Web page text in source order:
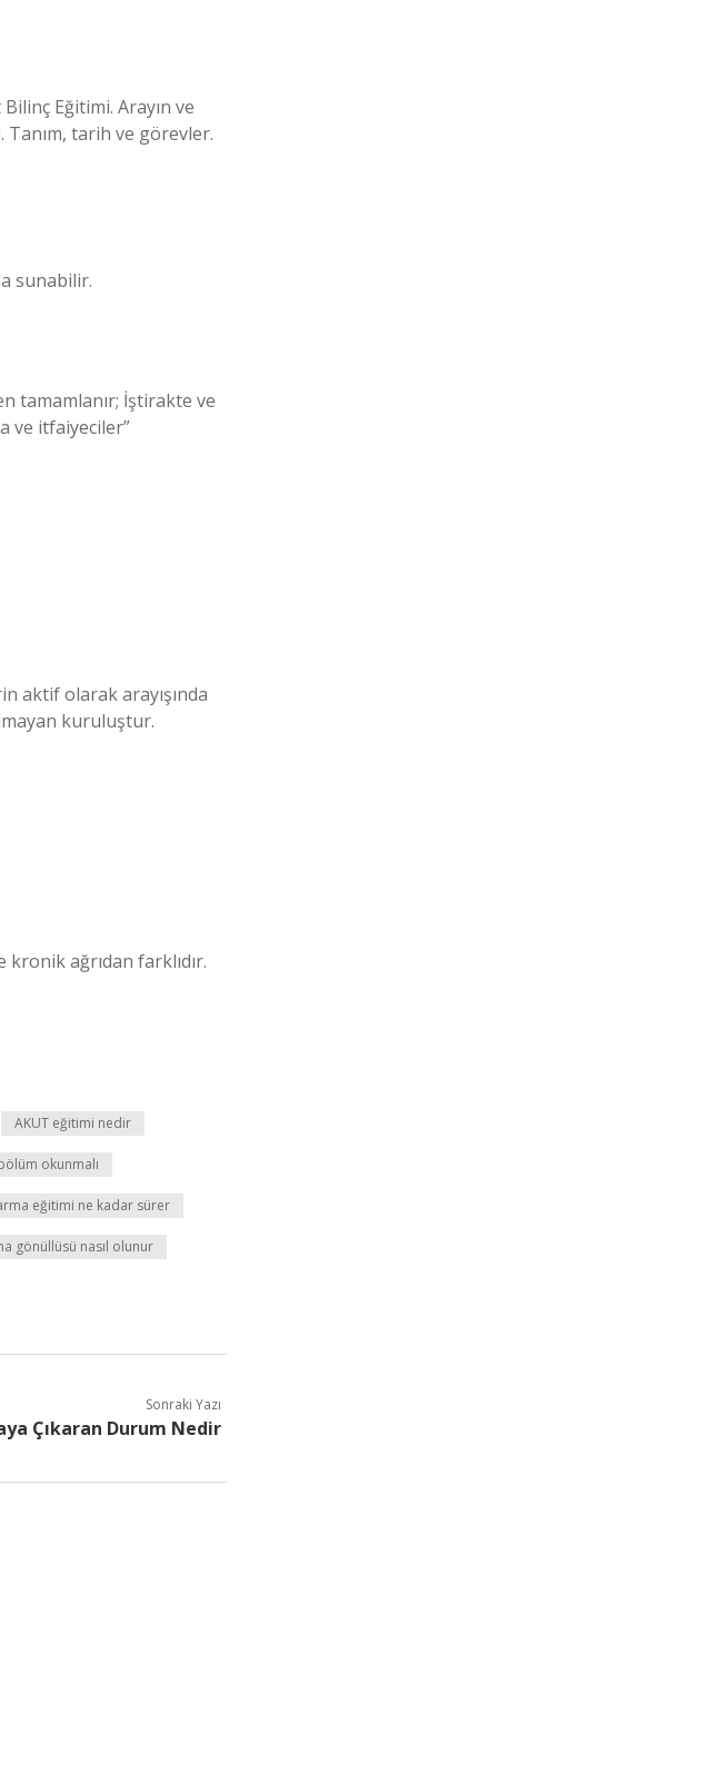
Eğitimi. Arayın ve
tarih ve görevler.
sunabilir.
tamamlanır; İştirakte ve
ve itfaiyeciler”
aktif olarak arayışında
kuruluştur.
kronik ağrıdan farklıdır.
AKUT eğitimi nedir
okunmalı
eğitimi ne kadar sürer
gönüllüsü nasıl olunur
Sonraki Yazı
Çıkaran Durum Nedir